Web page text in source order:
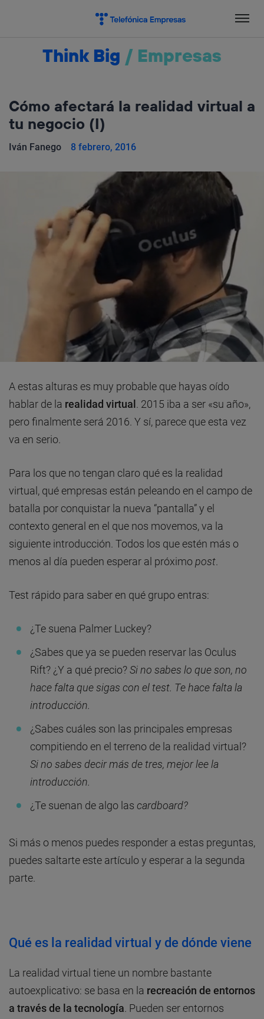
Think Big / Empresas
Cómo afectará la realidad virtual a
tu negocio (I)
Iván Fanego 8 febrero, 2016
A estas alturas es muy probable que hayas oído
hablar de la realidad virtual . 2015 iba a ser «su año»,
pero finalmente será 2016. Y sí, parece que esta vez
va en serio.
Para los que no tengan claro qué es la realidad
virtual, qué empresas están peleando en el campo de
batalla por conquistar la nueva “pantalla” y el
contexto general en el que nos movemos, va la
siguiente introducción. Todos los que estén más o
menos al día pueden esperar al próximopost.
Test rápido para saber en qué grupo entras:
¿Te suena Palmer Luckey?
¿Sabes que ya se pueden reservar las Oculus
Rift? ¿Y a qué precio?Si no sabes lo que son, no
hace falta que sigas con el test. Te hace falta la
introducción.
¿Sabes cuáles son las principales empresas
compitiendo en el terreno de la realidad virtual?
Si no sabes decir más de tres, mejor lee la
introducción.
¿Te suenan de algo las cardboard?
Si más o menos puedes responder a estas preguntas,
puedes saltarte este artículo y esperar a la segunda
parte.
Qué es la realidad virtual y de dónde viene
La realidad virtual tiene un nombre bastante
autoexplicativo: se basa en la recreación de entornos
a través de la tecnología. Pueden ser entornos